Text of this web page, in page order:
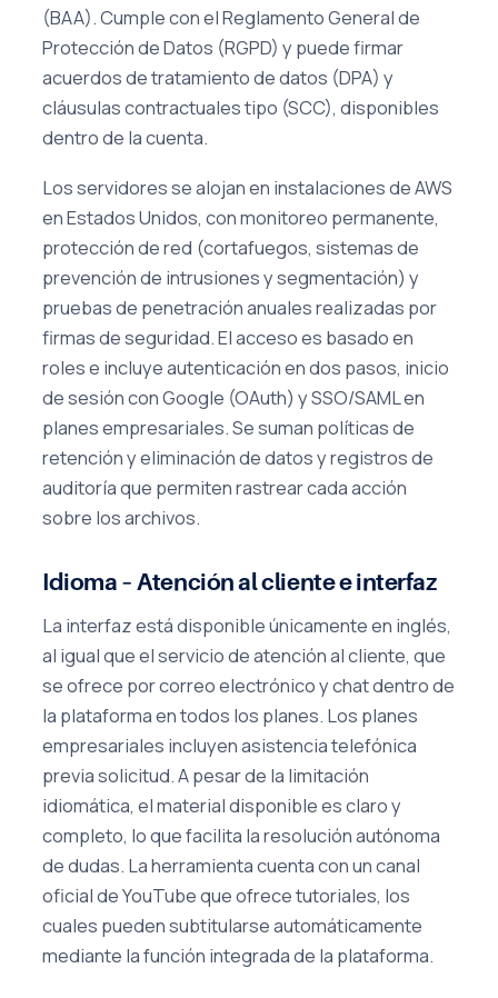
(BAA). Cumple con el Reglamento General de
Protección de Datos (RGPD) y puede firmar
acuerdos de tratamiento de datos (DPA) y
cláusulas contractuales tipo (SCC), disponibles
dentro de la cuenta.
Los servidores se alojan en instalaciones de AWS
en Estados Unidos, con monitoreo permanente,
protección de red (cortafuegos, sistemas de
prevención de intrusiones y segmentación) y
pruebas de penetración anuales realizadas por
firmas de seguridad. El acceso es basado en
roles e incluye autenticación en dos pasos, inicio
de sesión con Google (OAuth) y SSO/SAML en
planes empresariales. Se suman políticas de
retención y eliminación de datos y registros de
auditoría que permiten rastrear cada acción
sobre los archivos.
Idioma – Atención al cliente e interfaz
La interfaz está disponible únicamente en inglés,
al igual que el servicio de atención al cliente, que
se ofrece por correo electrónico y chat dentro de
la plataforma en todos los planes. Los planes
empresariales incluyen asistencia telefónica
previa solicitud. A pesar de la limitación
idiomática, el material disponible es claro y
completo, lo que facilita la resolución autónoma
de dudas. La herramienta cuenta con un canal
oficial de YouTube que ofrece tutoriales, los
cuales pueden subtitularse automáticamente
mediante la función integrada de la plataforma.